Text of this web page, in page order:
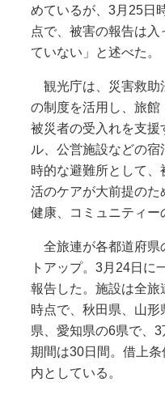
めているが、3月25日
点で、被害の報告は入
ていない」と述べた。
観光庁は、災害救助
の制度を活用し、旅館
被災者の受入れを支援
ル、公営施設などの
時的な避難所として
活のケアが大前提のた
健康、コミュニティー
全旅連が各都道府県
トアップ。3月24日に
報告した。施設は全旅
時点で、秋田県、山形
県、愛知県の6県で、
期間は30日間。借上
内としている。